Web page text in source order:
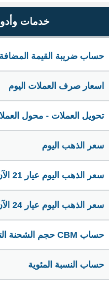
خدمات
حساب ضريبة القيمة المضافة
اسعار صرف العملات اليوم
تحويل العملات - محول
سعر الذهب اليوم
سعر الذهب اليوم عيار 21 الآن
سعر الذهب اليوم عيار 24 الآن
حساب CBM حجم الشحنة التجارية
حساب النسبة المئوية